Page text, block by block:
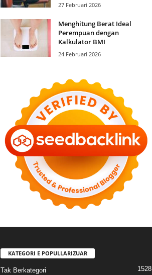
27 Februari 2026
Menghitung Berat Ideal
Perempuan dengan
Kalkulator BMI
24 Februari 2026
KATEGORI E POPULLARIZUAR
Tak Berkategori 1528